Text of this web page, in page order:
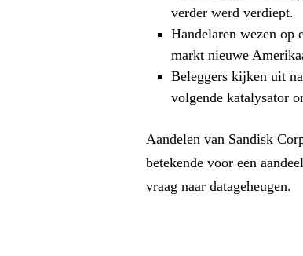
verder werd verdiept.
Handelaren wezen op
markt nieuwe
Beleggers kijken uit
volgende katalysator
Aandelen van Sandisk
betekende voor een
vraag naar datageheugen.